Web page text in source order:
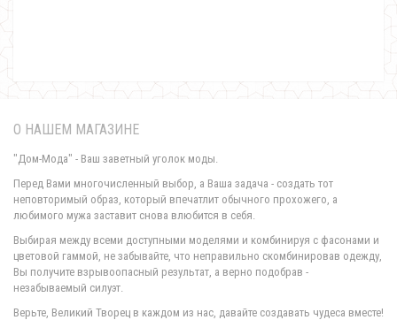
810.00грн.
О НАШЕМ МАГАЗИНЕ
"Дом-Мода" - Ваш заветный уголок моды.
Перед Вами многочисленный выбор, а Ваша задача - создать тот
неповторимый образ, который впечатлит обычного прохожего, а
любимого мужа заставит снова влюбится в себя.
Выбирая между всеми доступными моделями и комбинируя с фасонами и
цветовой гаммой, не забывайте, что неправильно скомбинировав одежду,
Вы получите взрывоопасный результат, а верно подобрав -
незабываемый силуэт.
Верьте, Великий Творец в каждом из нас, давайте создавать чудеса вместе!